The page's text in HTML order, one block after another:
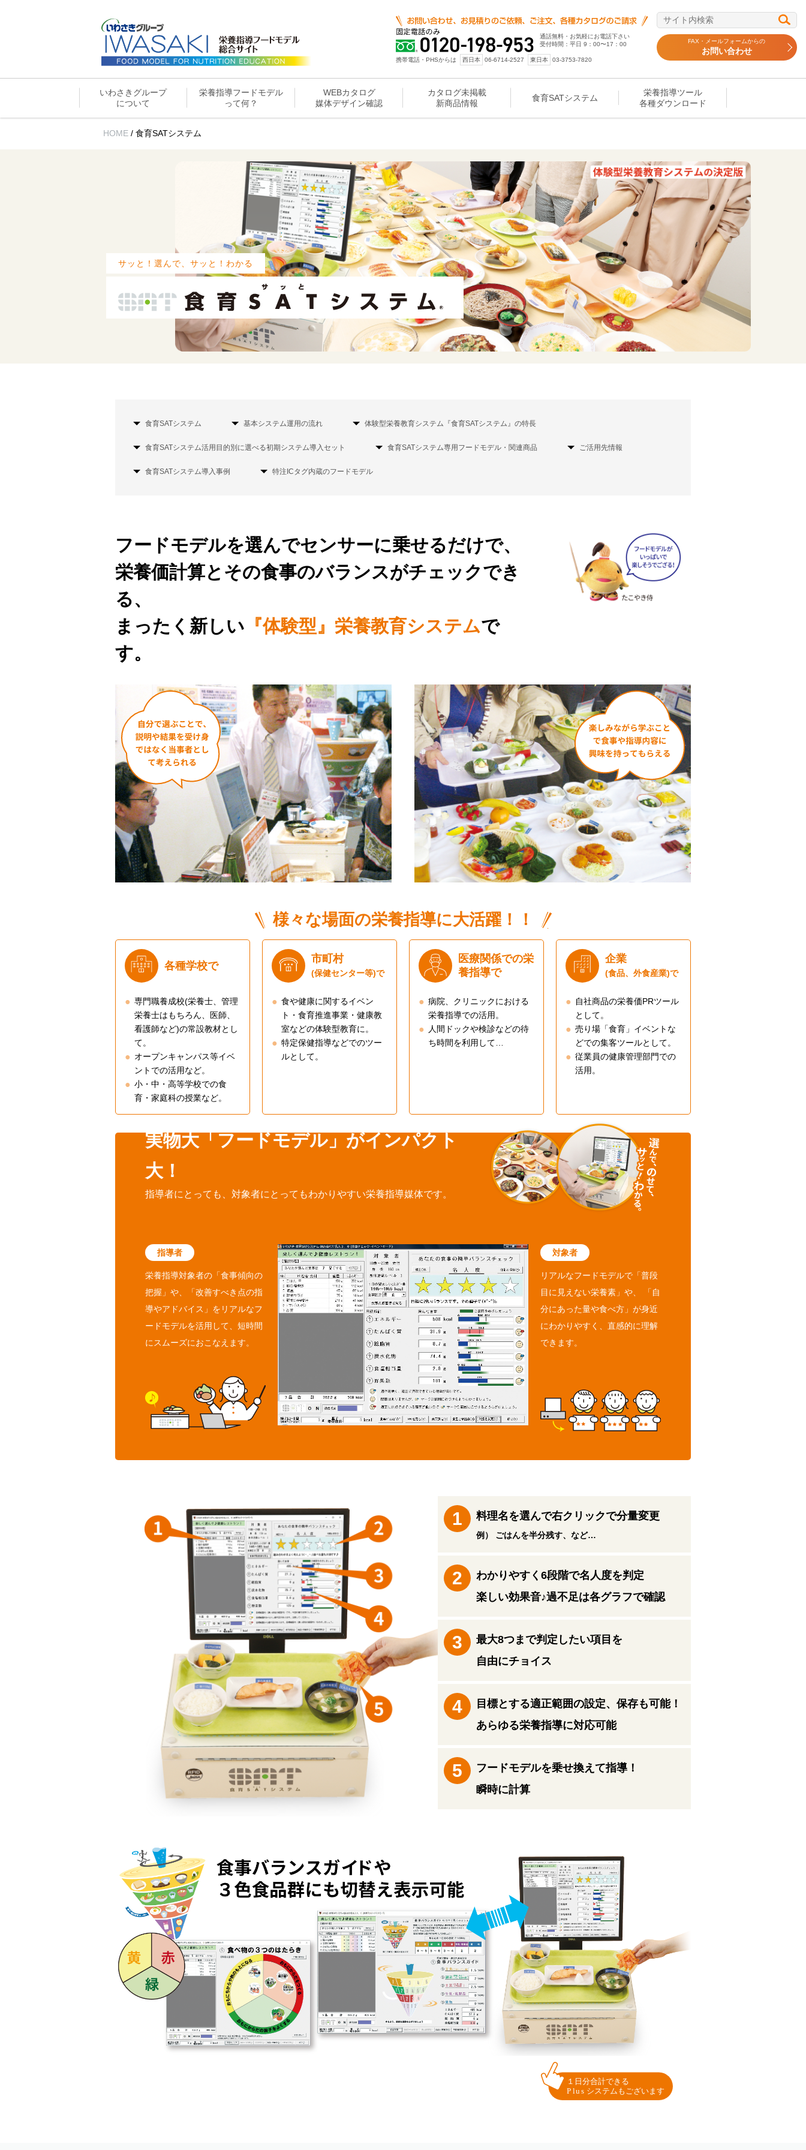
通話無料・お気軽にお電話下さい
受付時間：平日 9：00〜17：00
携帯電話・PHSからは 西日本 06-6714-2527 東日本 03-3753-7820
FAX・メールフォームからの
お問い合わせ
いわさきグループ
について
栄養指導フードモデル
って何？
WEBカタログ
媒体デザイン確認
カタログ未掲載
新商品情報
食育SATシステム
栄養指導ツール
各種ダウンロード
HOME / 食育SATシステム
サッと！選んで、サッと！わかる
食育SATシステム 基本システム運用の流れ 体験型栄養教育システム『食育SATシステム』の特長
食育SATシステム活用目的別に選べる初期システム導入セット 食育SATシステム専用フードモデル・関連商品 ご活用先情報
食育SATシステム導入事例 特注ICタグ内蔵のフードモデル
フードモデルを選んでセンサーに乗せるだけで、
栄養価計算とその食事のバランスがチェックでき
る、
まったく新しい 『体験型』栄養教育システムで
す。
様々な場面の栄養指導に大活躍！！
各種学校で
専門職養成校(栄養士、管理
栄養士はもちろん、医師、
看護師など)の常設教材とし
て。
オープンキャンパス等イベ
ントでの活用など。
小・中・高等学校での食
育・家庭科の授業など。
市町村
(保健センター等)で
食や健康に関するイベン
ト・食育推進事業・健康教
室などの体験型教育に。
特定保健指導などでのツー
ルとして。
医療関係での栄
養指導で
病院、クリニックにおける
栄養指導での活用。
人間ドックや検診などの待
ち時間を利用して…
企業
(食品、外食産業)で
自社商品の栄養価PRツール
として。
売り場「食育」イベントな
どでの集客ツールとして。
従業員の健康管理部門での
活用。
実物大「フードモデル」がインパクト
大！
指導者にとっても、対象者にとってもわかりやすい栄養指導媒体です。
指導者
栄養指導対象者の「食事傾向の
把握」や、「改善すべき点の指
導やアドバイス」をリアルなフ
ードモデルを活用して、短時間
にスムーズにおこなえます。
対象者
リアルなフードモデルで「普段
目に見えない栄養素」や、 「自
分にあった量や食べ方」が身近
にわかりやすく、直感的に理解
できます。
料理名を選んで右クリックで分量変更
例） ごはんを半分残す、など…
わかりやすく6段階で名人度を判定
楽しい効果音♪過不足は各グラフで確認
最大8つまで判定したい項目を
自由にチョイス
目標とする適正範囲の設定、保存も可能！
あらゆる栄養指導に対応可能
フードモデルを乗せ換えて指導！
瞬時に計算